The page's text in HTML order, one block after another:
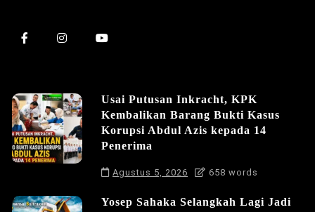
Usai Putusan Inkracht, KPK
Kembalikan Barang Bukti Kasus
Korupsi Abdul Azis kepada 14
Penerima
Agustus 5, 2026 658 words
Yosep Sahaka Selangkah Lagi Jadi